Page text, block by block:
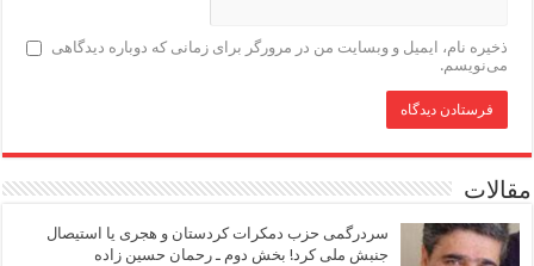
ذخیره نام، ایمیل و وبسایت من در مرورگر برای زمانی که دوباره دیدگاهی
می‌نویسم.
مقالات
سردرگمی حزب دمکرات کردستان و هجری یا استیصال
جنبش ملی کرد! بخش دوم ـ رحمان حسین زاده